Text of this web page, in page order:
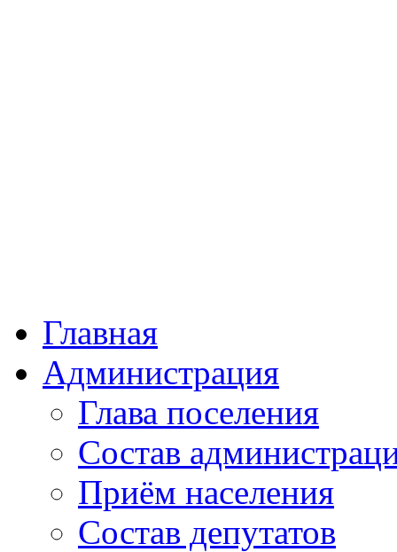
Главная
Администрация
Глава поселения
Состав
Приём населения
Состав депутатов